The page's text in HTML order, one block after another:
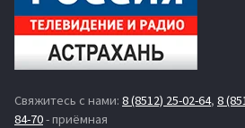
Свяжитесь с нами: 8 (8512) 25-02-64, 8
84-70- приёмная